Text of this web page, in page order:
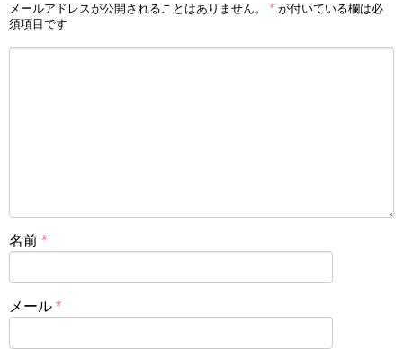
メールアドレスが公開されることはありません。 * が付いている欄は必
須項目です
名前 *
メール *